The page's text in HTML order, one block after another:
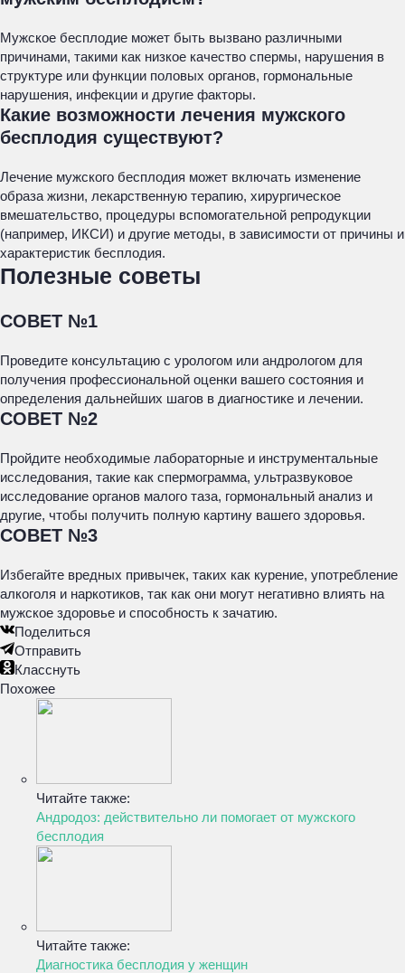
Мужское бесплодие может быть вызвано различными
причинами, такими как низкое качество спермы, нарушения в
структуре или функции половых органов, гормональные
нарушения, инфекции и другие факторы.
Какие возможности лечения мужского
бесплодия существуют?
Лечение мужского бесплодия может включать изменение
образа жизни, лекарственную терапию, хирургическое
вмешательство, процедуры вспомогательной репродукции
(например, ИКСИ) и другие методы, в зависимости от причины и
характеристик бесплодия.
Полезные советы
СОВЕТ №1
Проведите консультацию с урологом или андрологом для
получения профессиональной оценки вашего состояния и
определения дальнейших шагов в диагностике и лечении.
СОВЕТ №2
Пройдите необходимые лабораторные и инструментальные
исследования, такие как спермограмма, ультразвуковое
исследование органов малого таза, гормональный анализ и
другие, чтобы получить полную картину вашего здоровья.
СОВЕТ №3
Избегайте вредных привычек, таких как курение, употребление
алкоголя и наркотиков, так как они могут негативно влиять на
мужское здоровье и способность к зачатию.
Поделиться
Отправить
Класснуть
Похожее
Читайте также:
Андродоз: действительно ли помогает от мужского
бесплодия
Читайте также:
Диагностика бесплодия у женщин